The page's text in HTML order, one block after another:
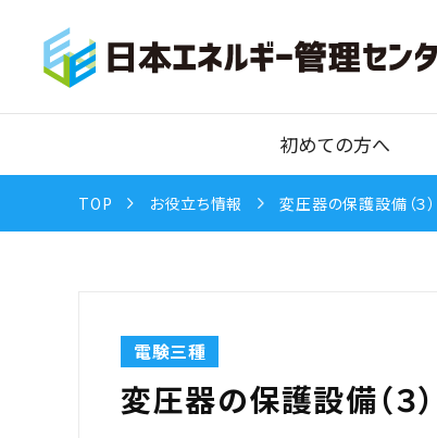
初めての方へ
TOP お役立ち情報 変圧器の保護設備（３）
電験三種
変圧器の保護設備（３）